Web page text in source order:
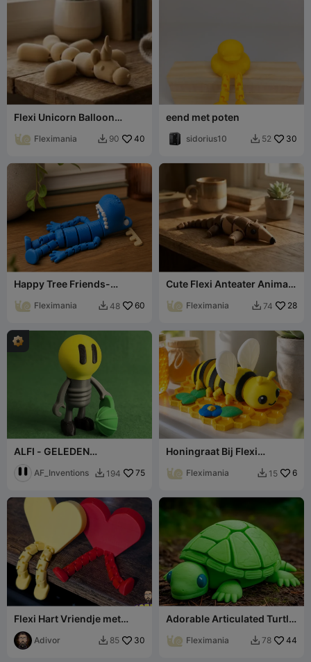
Flexi Unicorn Balloon
Toy Fleximania  90 40
eend met poten
sidorius10  52 30
Happy Tree Friends-
speelgoed
Fleximania  48 60
Cute Flexi Anteater Animal
Fleximania  74 28
ALFI - GELEDEN
AF_Inventions  194 75
Honingraat Bij Flexi
Schattig Verzamelobject
Fleximania  15 6
Flexi Hart Vriendje met
Schuine Poseerbare Poten
- Leuk Bureaucadeau
Adivor  85 30
Adorable Articulated Turtle
Fleximania  78 44